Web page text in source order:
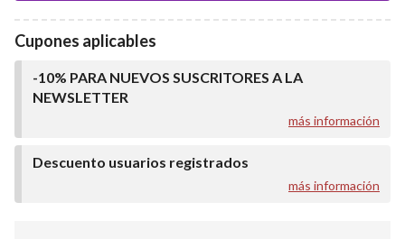
Cupones aplicables
-10% PARA NUEVOS SUSCRITORES A LA
NEWSLETTER
más información
Descuento usuarios registrados
más información